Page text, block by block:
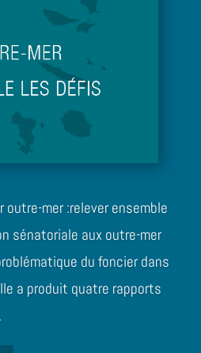
outre-mer :relever ensemble
sénatoriale aux outre-mer
du foncier dans
a produit quatre rapports